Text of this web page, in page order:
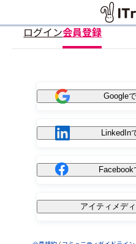
ログイン会員登録
Google
LinkedIn
Facebook
アイティメデ